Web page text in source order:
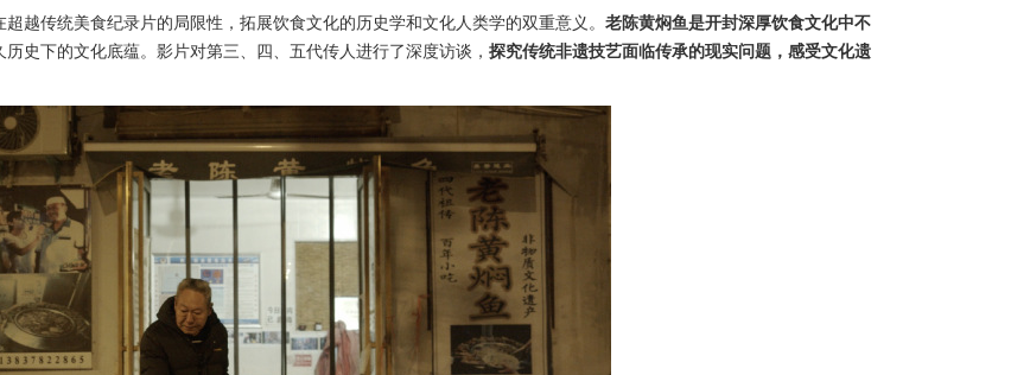
超越传统美食纪录片的局限性，拓展饮食文化的历史学和文化人类学的双重意义。 老陈黄焖鱼是开封深厚饮食文化中不
史下的文化底蕴。影片对第三、四、五代传人进行了深度访谈， 探究传统非遗技艺面临传承的现实问题，感受文化遗